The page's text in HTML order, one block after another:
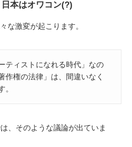
本はオワコン(?)
な激変が起こります。
ティストになれる時代」なの
作権の法律」は、間違いなく
。
、そのような議論が出ていま